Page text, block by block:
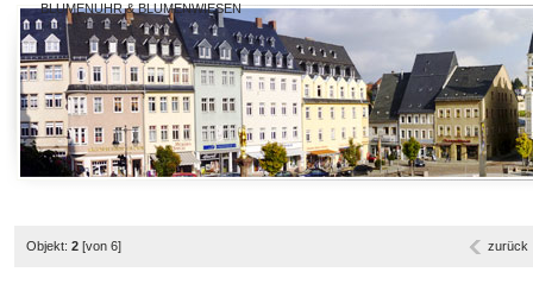
BLUMENUHR & BLUMENWIESEN
Objekt: 2 [von 6] zurück